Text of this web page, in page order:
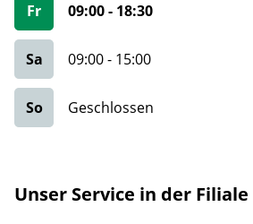
Fr 09:00- 18:30
Sa 09:00- 15:00
So Geschlossen
Unser Service in der Filiale